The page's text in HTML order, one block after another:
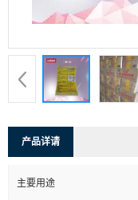
产品详请
主要用途